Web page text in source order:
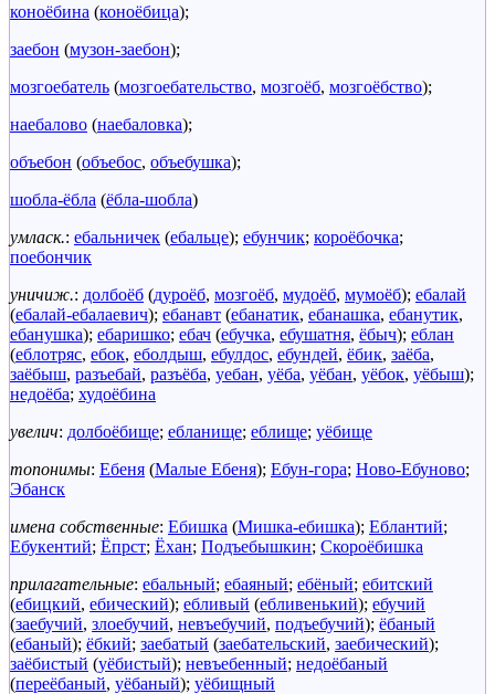
коноёбина (коноёбица);
заебон (музон-заебон);
мозгоебатель (мозгоебательство, мозгоёб, мозгоёбство);
наебалово (наебаловка);
объебон (объебос, объебушка);
шобла-ёбла (ёбла-шобла)
умласк.: ебальничек (ебальце); ебунчик; короёбочка;
поебончик
уничиж.: долбоёб (дуроёб, мозгоёб, мудоёб, мумоёб); ебалай
(ебалай-ебалаевич); ебанавт (ебанатик, ебанашка, ебанутик,
ебанушка); ебаришко; ебач (ебучка, ебушатня, ёбыч); еблан
(еблотряс, ебок, еболдыш, ебулдос, ебундей, ёбик, заёба,
заёбыш, разъебай, разъёба, уебан, уёба, уёбан, уёбок, уёбыш);
недоёба; худоёбина
увелич: долбоёбище; ебланище; еблище; уёбище
топонимы: Ебеня (Малые Ебеня); Ебун-гора; Ново-Ебуново;
Эбанск
имена собственные: Ебишка (Мишка-ебишка); Еблантий;
Ебукентий; Ёпрст; Ёхан; Подъебышкин; Скороёбишка
прилагательные: ебальный; ебаяный; ебёный; ебитский
(ебицкий, ебический); ебливый (ебливенький); ебучий
(заебучий, злоебучий, невъебучий, подъебучий); ёбаный
(ебаный); ёбкий; заебатый (заебательский, заебический);
заёбистый (уёбистый); невъебенный; недоёбаный
(переёбаный, уёбаный); уёбищный